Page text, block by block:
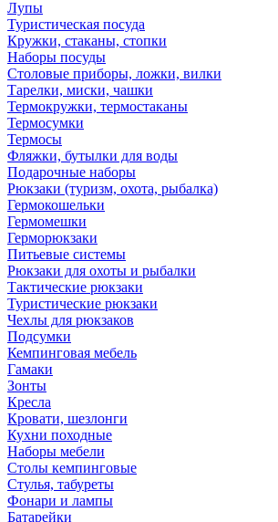
Лупы
Туристическая посуда
Кружки, стаканы, стопки
Наборы посуды
Столовые приборы, ложки, вилки
Тарелки, миски, чашки
Термокружки, термостаканы
Термосумки
Термосы
Фляжки, бутылки для воды
Подарочные наборы
Рюкзаки (туризм, охота, рыбалка)
Гермокошельки
Гермомешки
Герморюкзаки
Питьевые системы
Рюкзаки для охоты и рыбалки
Тактические рюкзаки
Туристические рюкзаки
Чехлы для рюкзаков
Подсумки
Кемпинговая мебель
Гамаки
Зонты
Кресла
Кровати, шезлонги
Кухни походные
Наборы мебели
Столы кемпинговые
Стулья, табуреты
Фонари и лампы
Батарейки